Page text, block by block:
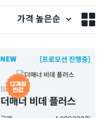
가격 높은순
[프로모션 진행중]
BAS51-A
더매너 비데 플러스